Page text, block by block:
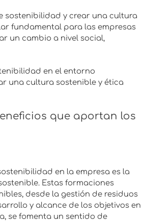
sostenibilidad y crear una cultura
fundamental para las empresas
un cambio a nivel social,
en el entorno
una cultura sostenible y ética
que aportan los
en la empresa es la
Estas formaciones
desde la gestión de residuos
y alcance de los objetivos en
se fomenta un sentido de